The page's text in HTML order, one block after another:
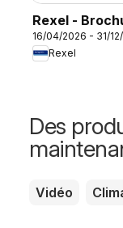
Rexel -
industrie
16/04/2026 - 31/
Rexel
Des
Vidéo